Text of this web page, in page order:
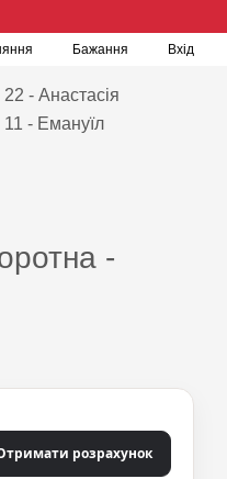
Бажання Вхід
- Анастасія
- Емануїл
-
розрахунок